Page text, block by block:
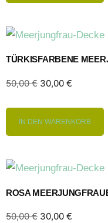
TÜRKISFARBENE
50,00€ 30,00 €
IN DEN WARENKORB
ROSA
50,00€ 30,00 €